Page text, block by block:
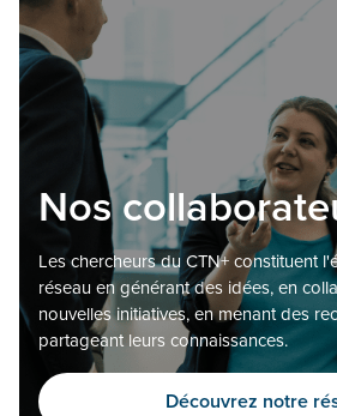
Nos
Les chercheurs du CTN+ constituent
réseau en générant des idées, en
nouvelles initiatives, en menant des
partageant leurs connaissances.
Découvrez notre